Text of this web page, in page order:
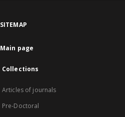
SITEMAP
Main page
Collections
Articles of journals
Pre-Doctoral